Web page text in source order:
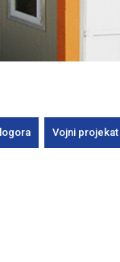
Vojni projekat